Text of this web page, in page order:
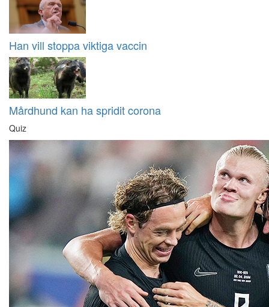
Han vill stoppa viktiga vaccin
Mårdhund kan ha spridit corona
Quiz